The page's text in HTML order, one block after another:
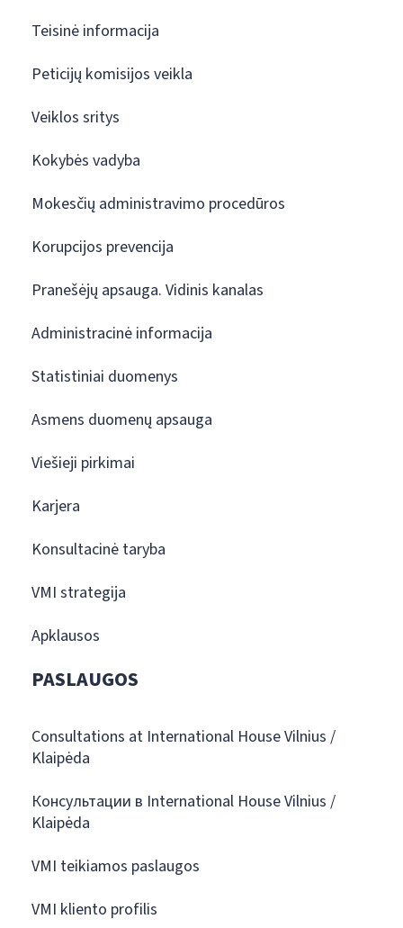
Teisinė informacija
Peticijų komisijos veikla
Veiklos sritys
Kokybės vadyba
Mokesčių administravimo procedūros
Korupcijos prevencija
Pranešėjų apsauga. Vidinis kanalas
Administracinė informacija
Statistiniai duomenys
Asmens duomenų apsauga
Viešieji pirkimai
Karjera
Konsultacinė taryba
VMI strategija
Apklausos
PASLAUGOS
Consultations at International House Vilnius /
Klaipėda
Консультации в International House Vilnius /
Klaipėda
VMI teikiamos paslaugos
VMI kliento profilis